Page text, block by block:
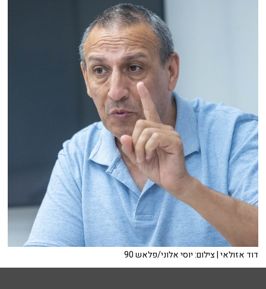
דוד אזולאי | צילום: יוסי אלוני/פלאש 90